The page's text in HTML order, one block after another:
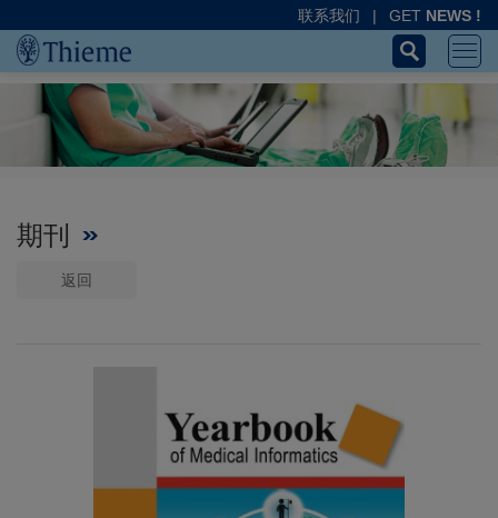
联系我们 | GET NEWS !
期刊
返回